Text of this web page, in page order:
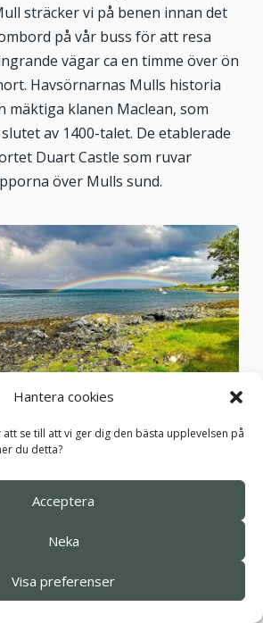
Hantera cookies
se till att vi ger dig den bästa upplevelsen på
du detta?
Acceptera
Neka
Visa preferenser
sträcker vi på benen innan det
på vår buss för att resa
vägar ca en timme över ön
Havsörnarnas Mulls historia
mäktiga klanen Maclean, som
av 1400-talet. De etablerade
Duart Castle som ruvar
över Mulls sund.
1911 av sir Fitzroy Maclean –
som ett av få privatägda slott
därifrån genom den södra